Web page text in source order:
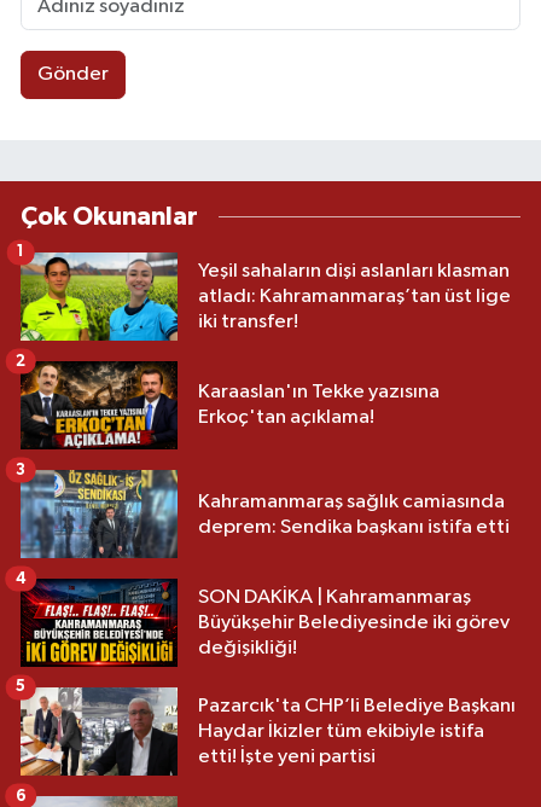
Gönder
Çok Okunanlar
Yeşil sahaların dişi aslanları klasman
atladı: Kahramanmaraş’tan üst lige
iki transfer!
1
Karaaslan'ın Tekke yazısına
Erkoç'tan açıklama!
2
Kahramanmaraş sağlık camiasında
deprem: Sendika başkanı istifa etti
3
SON DAKİKA | Kahramanmaraş
Büyükşehir Belediyesinde iki görev
değişikliği!
4
Pazarcık'ta CHP’li Belediye Başkanı
Haydar İkizler tüm ekibiyle istifa
etti! İşte yeni partisi
5
6